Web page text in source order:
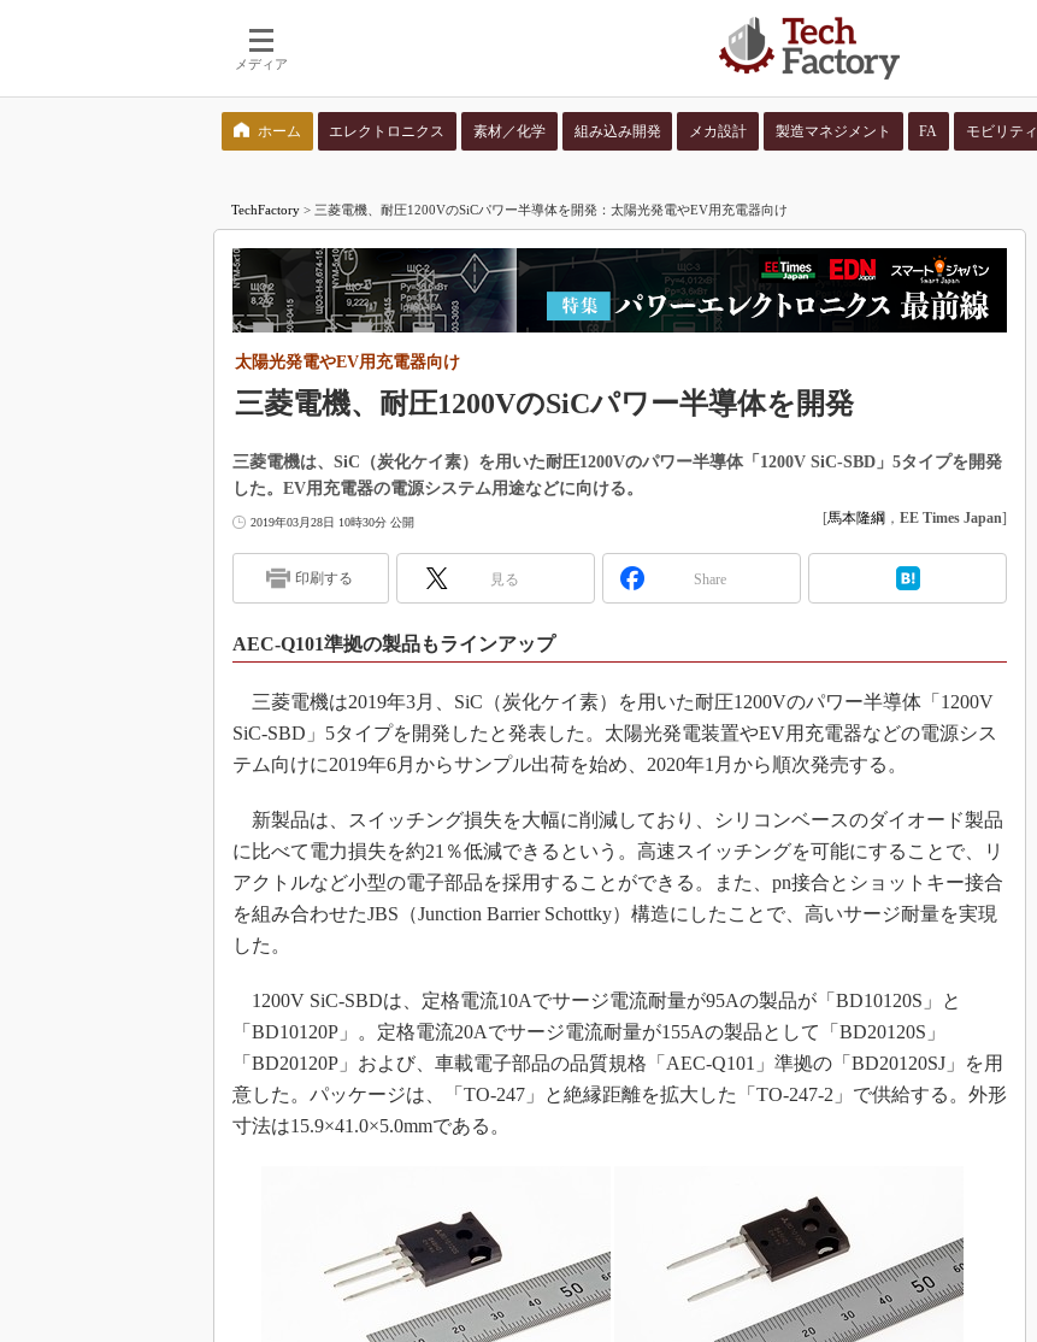
メディア
ホーム エレクトロニクス 素材／化学 組み込み開発 メカ設計 製造マネジメント FA モビリティ
TechFactory > 三菱電機、耐圧1200VのSiCパワー半導体を開発：太陽光発電やEV用充電器向け
三菱電機、耐圧1200VのSiCパワー半導体を開発
太陽光発電やEV用充電器向け
三菱電機は、SiC（炭化ケイ素）を用いた耐圧1200Vのパワー半導体「1200V SiC-SBD」5タイプを開発
した。EV用充電器の電源システム用途などに向ける。
2019年03月28日 10時30分 公開 [馬本隆綱 ， EE Times Japan]
印刷する 見る Share
AEC-Q101準拠の製品もラインアップ
三菱電機は2019年3月、SiC（炭化ケイ素）を用いた耐圧1200Vのパワー半導体「1200V
SiC-SBD」5タイプを開発したと発表した。太陽光発電装置やEV用充電器などの電源シス
テム向けに2019年6月からサンプル出荷を始め、2020年1月から順次発売する。
新製品は、スイッチング損失を大幅に削減しており、シリコンベースのダイオード製品
に比べて電力損失を約21％低減できるという。高速スイッチングを可能にすることで、リ
アクトルなど小型の電子部品を採用することができる。また、pn接合とショットキー接合
を組み合わせたJBS（Junction Barrier Schottky）構造にしたことで、高いサージ耐量を実現
した。
1200V SiC-SBDは、定格電流10Aでサージ電流耐量が95Aの製品が「BD10120S」と
「BD10120P」。定格電流20Aでサージ電流耐量が155Aの製品として「BD20120S」
「BD20120P」および、車載電子部品の品質規格「AEC-Q101」準拠の「BD20120SJ」を用
意した。パッケージは、「TO-247」と絶縁距離を拡大した「TO-247-2」で供給する。外形
寸法は15.9×41.0×5.0mmである。